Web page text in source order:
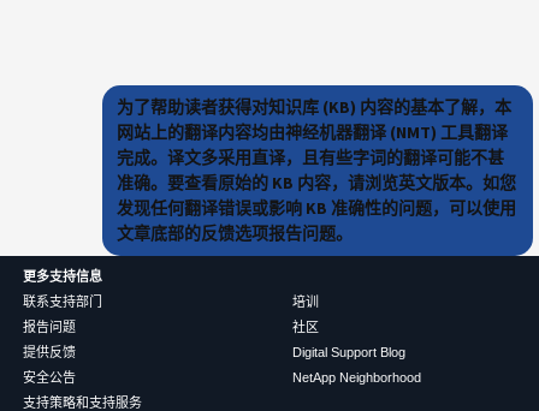
为了帮助读者获得对知识库 (KB) 内容的基本了解，本
网站上的翻译内容均由神经机器翻译 (NMT) 工具翻译
完成。译文多采用直译，且有些字词的翻译可能不甚
准确。要查看原始的 KB 内容，请浏览英文版本。如您
发现任何翻译错误或影响 KB 准确性的问题，可以使用
文章底部的反馈选项报告问题。
更多支持信息
联系支持部门
报告问题
提供反馈
安全公告
支持策略和支持服务
培训
社区
Digital Support Blog
NetApp Neighborhood